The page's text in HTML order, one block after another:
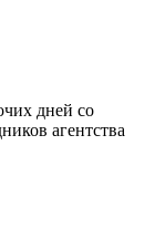
дней со
агентства